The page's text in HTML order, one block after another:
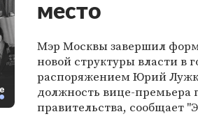
место
Мэр Москвы завершил
новой структуры власти в
распоряжением Юрий
должность вице-премьера
правительства, сообщает